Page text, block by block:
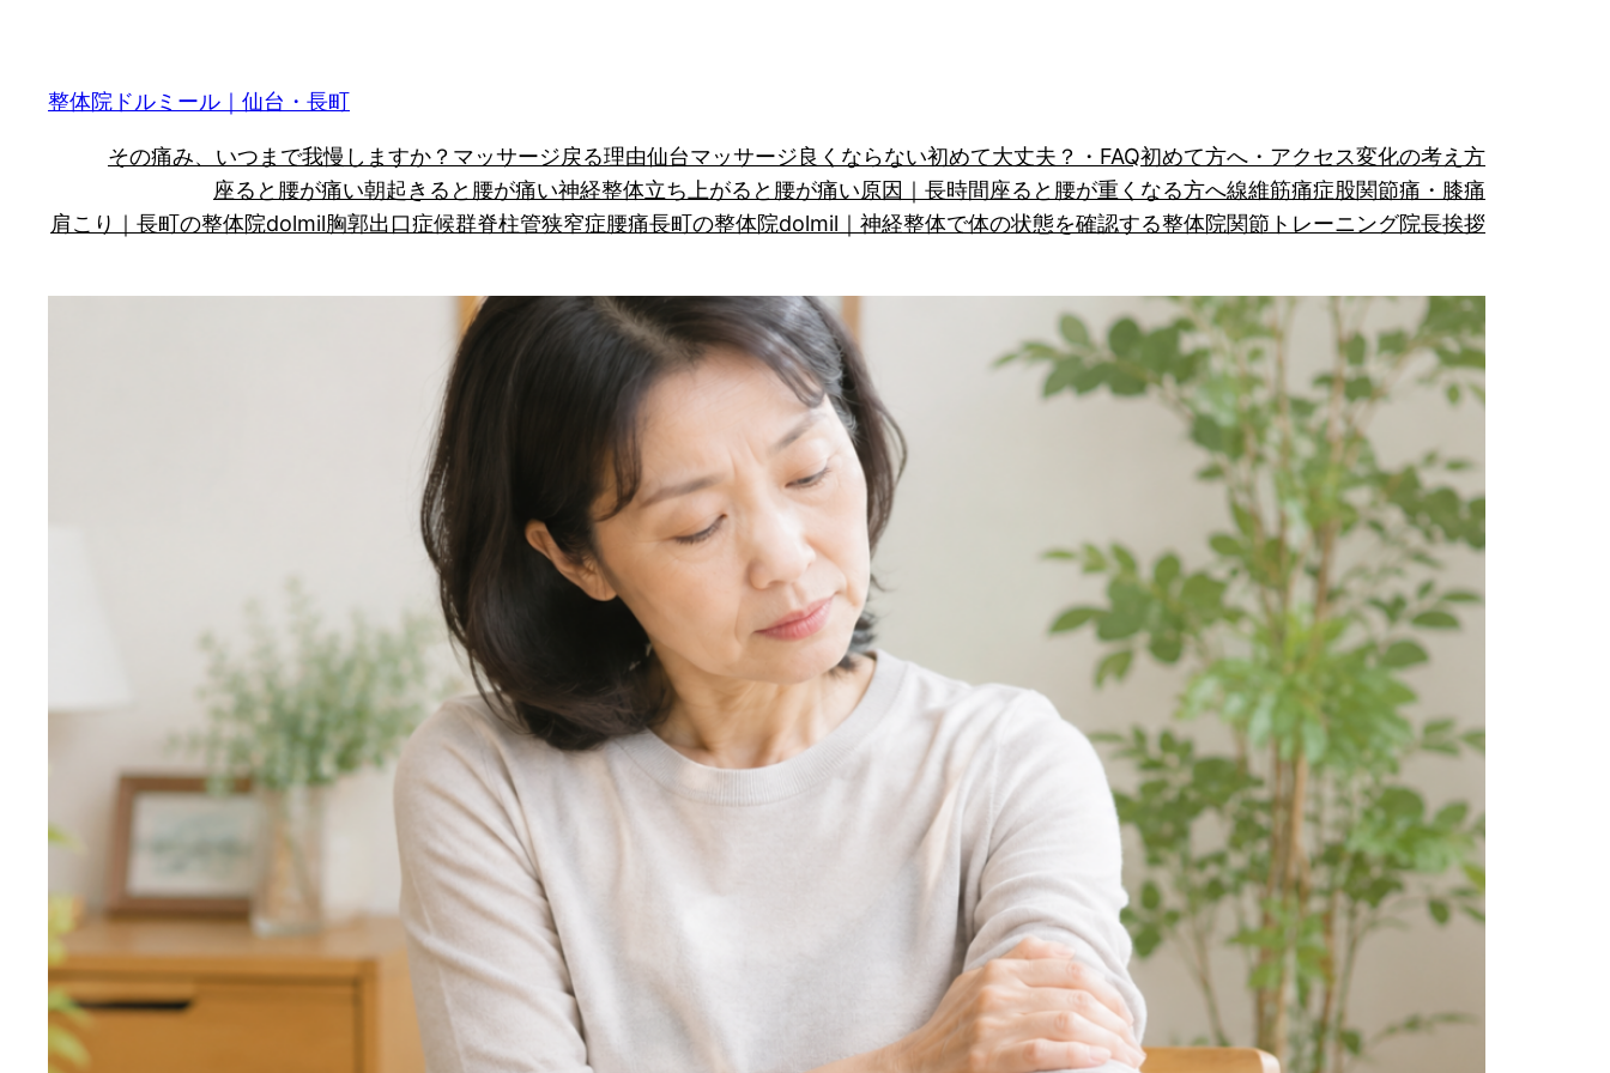
整体院ドルミール｜仙台・長町
その痛み、いつまで我慢しますか？ マッサージ戻る理由仙台マッサージ良くならない初めて大丈夫？・FAQ初めて方へ・アクセス変化の考え方
座ると腰が痛い朝起きると腰が痛い神経整体立ち上がると腰が痛い原因｜長時間座ると腰が重くなる方へ線維筋痛症股関節痛・膝痛
肩こり｜長町の整体院dolmil胸郭出口症候群脊柱管狭窄症腰痛長町の整体院dolmil｜神経整体で体の状態を確認する整体院関節トレーニング院長挨拶